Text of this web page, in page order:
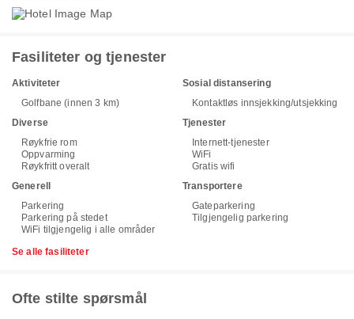
Fasiliteter og tjenester
Aktiviteter
Golfbane (innen 3 km)
Diverse
Røykfrie rom
Oppvarming
Røykfritt overalt
Generell
Parkering
Parkering på stedet
WiFi tilgjengelig i alle områder
Sosial distansering
Kontaktløs innsjekking/utsjekking
Tjenester
Internett-tjenester
WiFi
Gratis wifi
Transportere
Gateparkering
Tilgjengelig parkering
Se alle fasiliteter
Ofte stilte spørsmål